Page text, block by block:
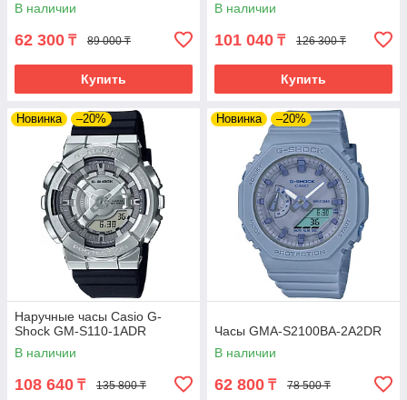
В наличии
62 300 ₸ 89 000 ₸
Купить
В наличии
101 040 ₸ 126 300 ₸
Купить
Новинка –20%
Наручные часы Casio G-
Shock GM-S110-1ADR
В наличии
108 640 ₸ 135 800 ₸
Новинка –20%
Часы GMA-S2100BA-2A2DR
В наличии
62 800 ₸ 78 500 ₸